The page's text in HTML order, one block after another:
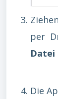
per
Datei
Die